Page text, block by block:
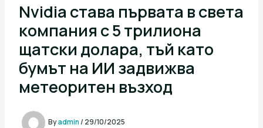
Nvidia става първата в света
компания с 5 трилиона
щатски долара, тъй като
бумът на ИИ задвижва
метеоритен възход
Byadmin/ 29/10/2025